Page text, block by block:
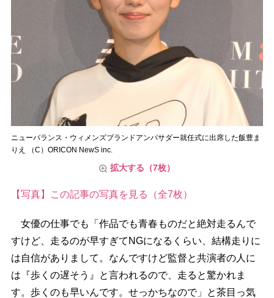
ニューバランス・ウィメンズブランドアンバサダー就任式に出席した飯豊ま
りえ （C）ORICON NewS inc.
拡大する（7枚）
【写真】この記事の写真を見る（全7枚）
女優の仕事でも「作品でも青春ものだと絶対走るんで
すけど、走るのが早すぎてNGになるくらい、結構走りに
は自信がありまして。なんですけど監督と共演者の人に
は『歩くの遅そう』と言われるので、走ると驚かれま
す。歩くのも早いんです。せっかちなので」と茶目っ気